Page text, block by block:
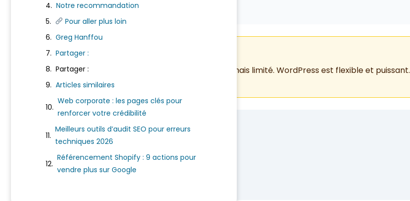
1 min de lecture· Mis à jour le 3 avril 2026
En résumé (TL;DR)
Wix ou WordPress ? Deux philosophies. Wix est simple mais limité. WordPress est flexible et puissant.
Voici le comparatif complet.
Sommaire
Comparatif Wix vs WordPress
Quand choisir Wix ?
Quand choisir WordPress ?
Notre recommandation
Pour aller plus loin
Greg Hanffou
Partager :
Partager :
Articles similaires
Web corporate : les pages clés pour
renforcer votre crédibilité
Meilleurs outils d’audit SEO pour erreurs
techniques 2026
Référencement Shopify : 9 actions pour
vendre plus sur Google